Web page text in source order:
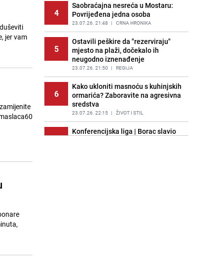
jer vam
15
Tajna savršenog makedonskog
ajvara: Stari recept za kremast i
bogat okus
PRIJE 1 DAN | RECEPTI
4
Saobraćajna nesreća u Mostaru:
Povrijeđena jedna osoba
23.07.26. 21:48 | CRNA HRONIKA
5
Ostavili peškire da "rezerviraju"
mjesto na plaži, dočekalo ih
neugodno iznenađenje
23.07.26. 21:50 | REGIJA
6
Kako ukloniti masnoću s kuhinjskih
ormarića? Zaboravite na agresivna
sredstva
23.07.26. 22:15 | ŽIVOT I STIL
7
Konferencijska liga | Borac slavio